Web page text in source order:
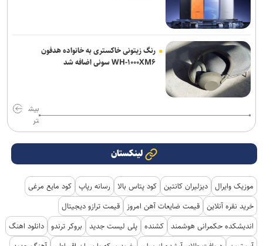
رنگ زیتونی خاکستری به خانواده هدفون
WH-۱۰۰۰XM۶ سونی اضافه شد
بیش
تر
لینکستان
موزیک وایرال دیزلیران کانتین کود پتاس بالا رسانه رپاپ کود مایع مرغی
خرید نقره آنلاین قیمت ضایعات آهن امروز
قیمت ترازو دیجیتال
اندیشکده حکمرانی هوشمند کشنده پلی لیست جدید بروکر ترندو دانلود اهنگ